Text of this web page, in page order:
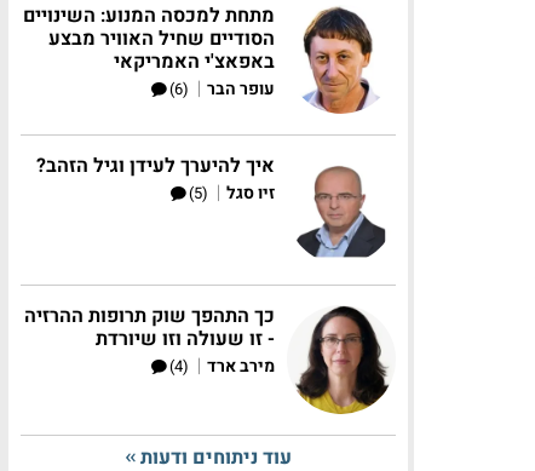
מתחת למכסה המנוע: השינויים
הסודיים שחיל האוויר מבצע
באפאצ'י האמריקאי
עופר הבר |
(6)
איך להיערך לעידן וגיל הזהב?
זיו סגל |
(5)
כך התהפך שוק תרופות ההרזיה
- זו שעולה וזו שיורדת
מירב ארד |
(4)
עוד ניתוחים ודעות